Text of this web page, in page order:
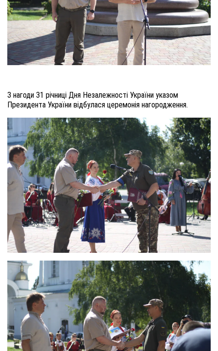
З нагоди 31 річниці Дня Незалежності України указом
Президента України відбулася церемонія нагородження.